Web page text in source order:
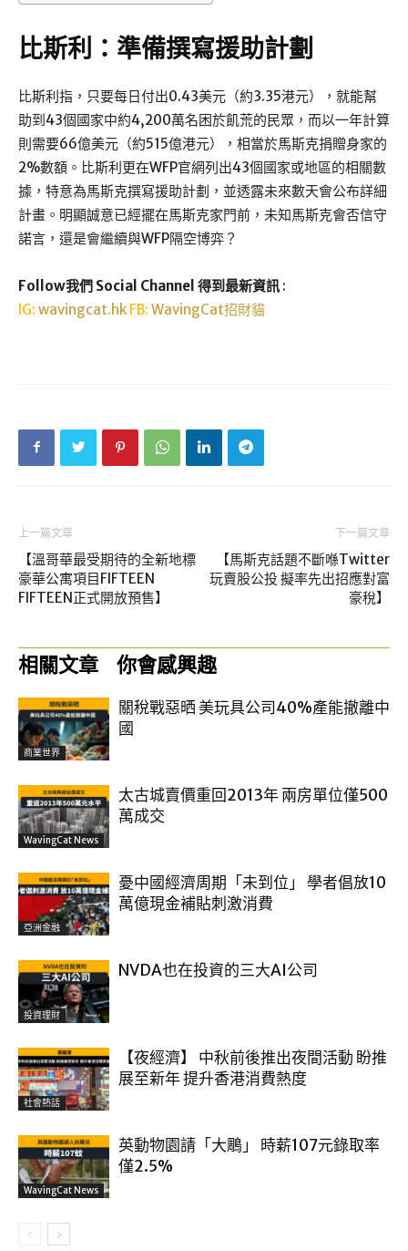
比斯利：準備撰寫援助計劃
比斯利指，只要每日付出0.43美元（約3.35港元），就能幫
助到43個國家中約4,200萬名困於飢荒的民眾，而以一年計算
則需要66億美元（約515億港元），相當於馬斯克捐贈身家的
2%數額。比斯利更在WFP官網列出43個國家或地區的相關數
據，特意為馬斯克撰寫援助計劃，並透露未來數天會公布詳細
計畫。明顯誠意已經擺在馬斯克家門前，未知馬斯克會否信守
諾言，還是會繼續與WFP隔空博弈？
Follow我們 Social Channel 得到最新資訊 :
IG: wavingcat.hk FB: WavingCat招財貓
上一篇文章
【溫哥華最受期待的全新地標
豪華公寓項目FIFTEEN
FIFTEEN正式開放預售】
下一篇文章
【馬斯克話題不斷喺Twitter
玩賣股公投 擬率先出招應對富
豪稅】
相關文章 你會感興趣
商業世界
關稅戰惡晒 美玩具公司40%產能撤離中
國
WavingCat News
太古城賣價重回2013年 兩房單位僅500
萬成交
亞洲金融
憂中國經濟周期「未到位」 學者倡放10
萬億現金補貼刺激消費
投資理財
NVDA也在投資的三大AI公司
社會熱話
【夜經濟】 中秋前後推出夜間活動 盼推
展至新年 提升香港消費熱度
WavingCat News
英動物園請「大鵰」 時薪107元錄取率
僅2.5%